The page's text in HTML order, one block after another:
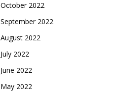
October 2022
September 2022
August 2022
July 2022
June 2022
May 2022